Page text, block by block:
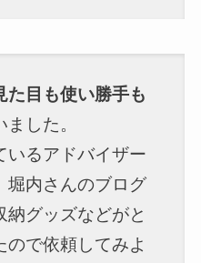
た目も使い勝手も
した。
いるアドバイザー
堀内さんのブログ
納グッズなどがと
ので依頼してみよ